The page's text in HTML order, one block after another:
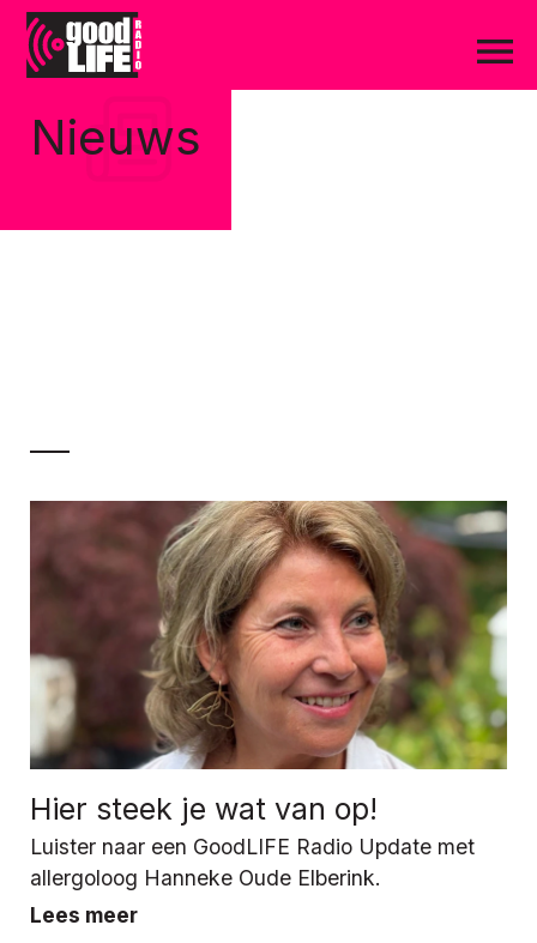
Nieuws
Hier steek je wat van op!
Luister naar een GoodLIFE Radio Update met
allergoloog Hanneke Oude Elberink.
Lees meer